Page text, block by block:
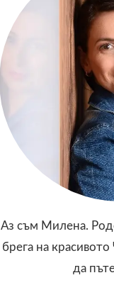
Аз съм Милена.
брега на
да